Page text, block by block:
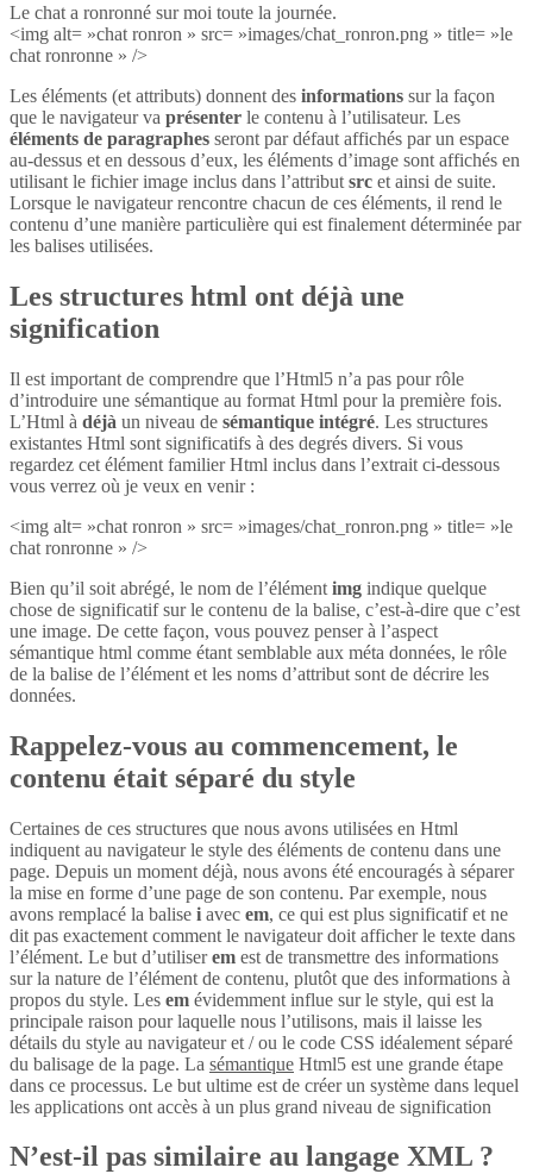
Le chat a ronronné sur moi toute la journée.
<img alt= »chat ronron » src= »images/chat_ronron.png » title= »le
chat ronronne » />
Les éléments (et attributs) donnent des informations sur la façon
que le navigateur va présenter le contenu à l’utilisateur. Les
éléments de paragraphes seront par défaut affichés par un espace
au-dessus et en dessous d’eux, les éléments d’image sont affichés en
utilisant le fichier image inclus dans l’attribut src et ainsi de suite.
Lorsque le navigateur rencontre chacun de ces éléments, il rend le
contenu d’une manière particulière qui est finalement déterminée par
les balises utilisées.
Les structures html ont déjà une
signification
Il est important de comprendre que l’Html5 n’a pas pour rôle
d’introduire une sémantique au format Html pour la première fois.
L’Html à déjà un niveau de sémantique intégré. Les structures
existantes Html sont significatifs à des degrés divers. Si vous
regardez cet élément familier Html inclus dans l’extrait ci-dessous
vous verrez où je veux en venir :
<img alt= »chat ronron » src= »images/chat_ronron.png » title= »le
chat ronronne » />
Bien qu’il soit abrégé, le nom de l’élément img indique quelque
chose de significatif sur le contenu de la balise, c’est-à-dire que c’est
une image. De cette façon, vous pouvez penser à l’aspect
sémantique html comme étant semblable aux méta données, le rôle
de la balise de l’élément et les noms d’attribut sont de décrire les
données.
Rappelez-vous au commencement, le
contenu était séparé du style
Certaines de ces structures que nous avons utilisées en Html
indiquent au navigateur le style des éléments de contenu dans une
page. Depuis un moment déjà, nous avons été encouragés à séparer
la mise en forme d’une page de son contenu. Par exemple, nous
avons remplacé la balise i avec em, ce qui est plus significatif et ne
dit pas exactement comment le navigateur doit afficher le texte dans
l’élément. Le but d’utiliserem est de transmettre des informations
sur la nature de l’élément de contenu, plutôt que des informations à
propos du style. Les em évidemment influe sur le style, qui est la
principale raison pour laquelle nous l’utilisons, mais il laisse les
détails du style au navigateur et / ou le code CSS idéalement séparé
du balisage de la page. La sémantique Html5 est une grande étape
dans ce processus. Le but ultime est de créer un système dans lequel
les applications ont accès à un plus grand niveau de signification
N’est-il pas similaire au langage XML ?